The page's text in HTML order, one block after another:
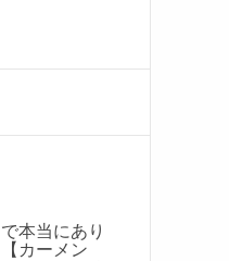
本当にあり
カーメン